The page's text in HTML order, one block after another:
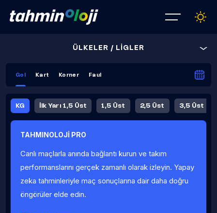
ÜLKELER / LİGLER
Gol Kart Korner Faul
KG İlk Yarı 1,5 Üst 1,5 Üst 2,5 Üst 3,5 Üst
Fauller Ortalama
TAHMINOLOJİ PRO
Canlı maçlarla anında bağlantı kurun ve takım
performanslarını gerçek zamanlı olarak izleyin. Yapay
zeka tahminleriyle maç sonuçlarına dair daha doğru
öngörüler elde edin.